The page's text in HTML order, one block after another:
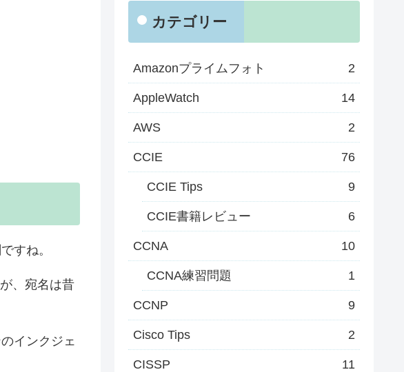
すね。
、宛名は昔
インクジェ
カテゴリー
Amazonプライムフォト 2
AppleWatch 14
AWS 2
CCIE 76
CCIE Tips 9
CCIE書籍レビュー 6
CCNA 10
CCNA練習問題 1
CCNP 9
Cisco Tips 2
CISSP 11